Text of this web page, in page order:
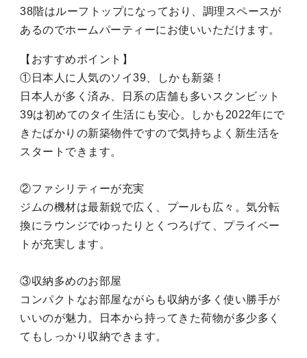
38階はルーフトップになっており、調理スペースが
あるのでホームパーティーにお使いいただけます。
【おすすめポイント】
①日本人に人気のソイ39、しかも新築！
日本人が多く済み、日系の店舗も多いスクンビット
39は初めてのタイ生活にも安心。しかも2022年にで
きたばかりの新築物件ですので気持ちよく新生活を
スタートできます。
②ファシリティーが充実
ジムの機材は最新鋭で広く、プールも広々。気分転
換にラウンジでゆったりとくつろげて、プライベー
トが充実します。
③収納多めのお部屋
コンパクトなお部屋ながらも収納が多く使い勝手が
いいのが魅力。日本から持ってきた荷物が多少多く
てもしっかり収納できます。